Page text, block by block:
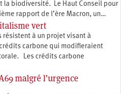
biodiversité. Le Haut Conseil pour
rapport de l’ère Macron, un…
vert
résistent à un projet visant à
carbone qui modifieraient
Les crédits carbone
malgré l’urgence